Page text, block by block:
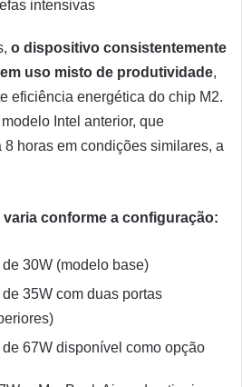
intensivas
o dispositivo consistentemente
uso misto de produtividade,
eficiência energética do chip M2.
Intel anterior, que
8 horas em condições similares, a
conforme a configuração:
30W (modelo base)
35W com duas portas
67W disponível como opção